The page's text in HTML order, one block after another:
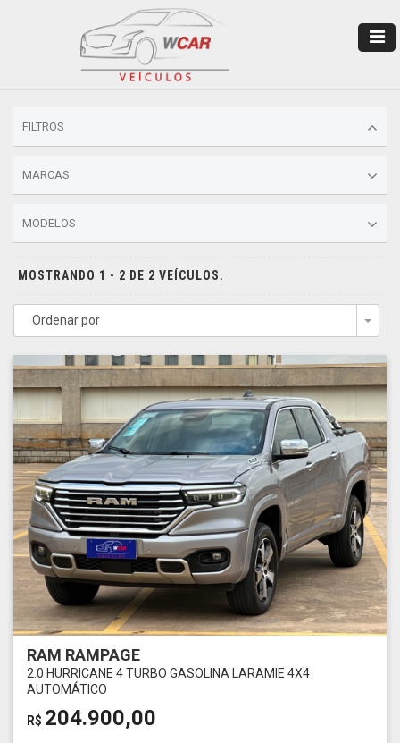
FILTROS
MARCAS
MODELOS
MOSTRANDO 1 - 2 DE 2 VEÍCULOS.
Ordenar por
RAM RAMPAGE
2.0 HURRICANE 4 TURBO GASOLINA LARAMIE 4X4
AUTOMÁTICO
R$ 204.900,00